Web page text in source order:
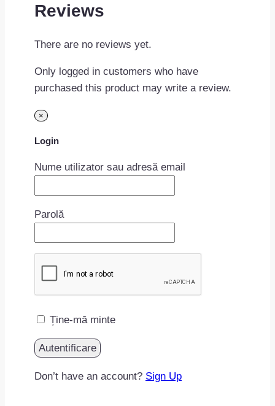
Reviews
There are no reviews yet.
Only logged in customers who have
purchased this product may write a review.
×
Login
Nume utilizator sau adresă email
Parolă
Ține-mă minte
Don’t have an account? Sign Up